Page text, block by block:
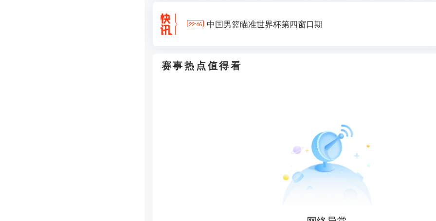
22:46 中国男篮瞄准世界杯第四窗口期
阿根廷25岁国脚离开欧洲 踢完世界杯就转会了！
赛事热点值得看